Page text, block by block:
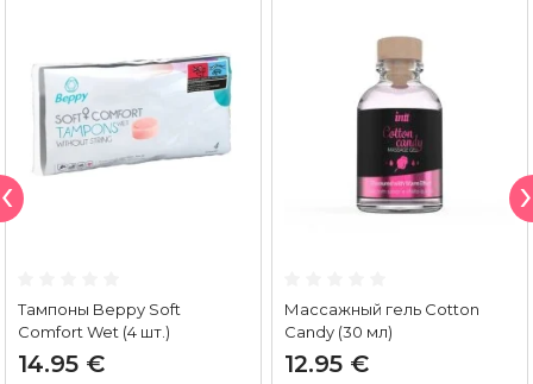
Тампоны Beppy Soft
Comfort Wet (4 шт.)
14.95 €
Массажный гель Cotton
Candy (30 мл)
12.95 €